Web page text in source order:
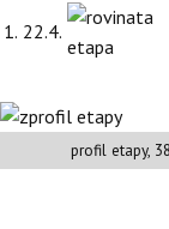
1. 22.4.
profil etapy,